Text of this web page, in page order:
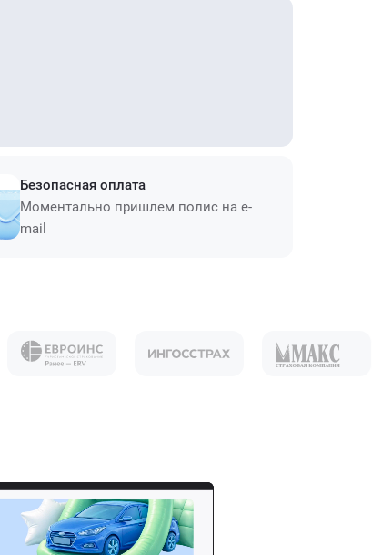
Безопасная оплата
Моментально пришлем полис на e-
mail